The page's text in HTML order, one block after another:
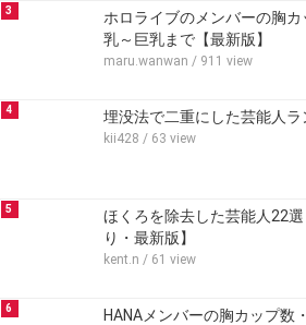
3
ホロライブのメンバーの胸
乳～巨乳まで【最新版】
maru.wanwan / 911 view
4 埋没法で二重にした芸能人ラ
kii428 / 63 view
5
ほくろを除去した芸能人22
り・最新版】
kent.n / 61 view
6
HANAメンバーの胸カップ数